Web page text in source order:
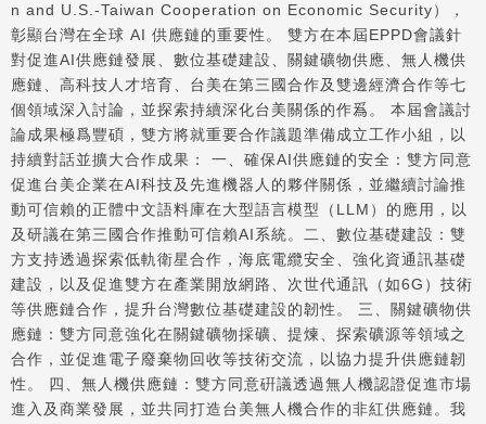
n and U.S.-Taiwan Cooperation on Economic Security），
彰顯台灣在全球 AI 供應鏈的重要性。 雙方在本屆EPPD會議針
對促進AI供應鏈發展、數位基礎建設、關鍵礦物供應、無人機供
應鏈、高科技人才培育、台美在第三國合作及雙邊經濟合作等七
個領域深入討論，並探索持續深化台美關係的作𤔡。 本屆會議討
論成果極爲豐碩，雙方將就重要合作議題準備成立工作小組，以
持續對話並擴大合作成果： 一、確保AI供應鏈的安全：雙方同意
促進台美企業在AI科技及先進機器人的夥伴關係，並繼續討論推
動可信賴的正體中文語料庫在大型語言模型（LLM）的應用，以
及研議在第三國合作推動可信賴AI系統。二、數位基礎建設：雙
方支持透過探索低軌衛星合作，海底電纜安全、強化資通訊基礎
建設，以及促進雙方在產業開放網路、次世代通訊（如6G）技術
等供應鏈合作，提升台灣數位基礎建設的韌性。 三、關鍵礦物供
應鏈：雙方同意強化在關鍵礦物採礦、提煉、探索礦源等領域之
合作，並促進電子廢棄物回收等技術交流，以協力提升供應鏈韌
性。 四、無人機供應鏈：雙方同意硏議透過無人機認證促進市場
進入及商業發展，並共同打造台美無人機合作的非紅供應鏈。我